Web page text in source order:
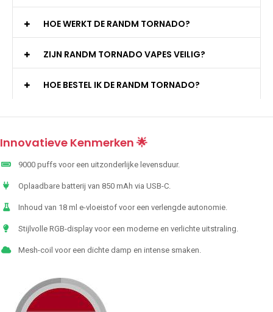
HOE WERKT DE RANDM TORNADO?
ZIJN RANDM TORNADO VAPES VEILIG?
HOE BESTEL IK DE RANDM TORNADO?
Innovatieve Kenmerken 🌟
9000 puffs voor een uitzonderlijke levensduur.
Oplaadbare batterij van 850 mAh via USB-C.
Inhoud van 18 ml e-vloeistof voor een verlengde autonomie.
Stijlvolle RGB-display voor een moderne en verlichte uitstraling.
Mesh-coil voor een dichte damp en intense smaken.